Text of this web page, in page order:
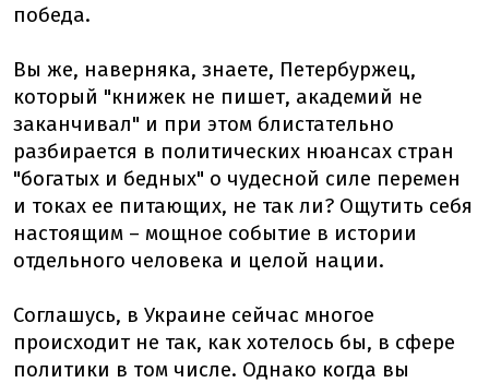
победа.
Вы же, наверняка, знаете, Петербуржец,
который "книжек не пишет, академий не
заканчивал" и при этом блистательно
разбирается в политических нюансах стран
"богатых и бедных" о чудесной силе перемен
и токах ее питающих, не так ли? Ощутить себя
настоящим – мощное событие в истории
отдельного человека и целой нации.
Соглашусь, в Украине сейчас многое
происходит не так, как хотелось бы, в сфере
политики в том числе. Однако когда вы